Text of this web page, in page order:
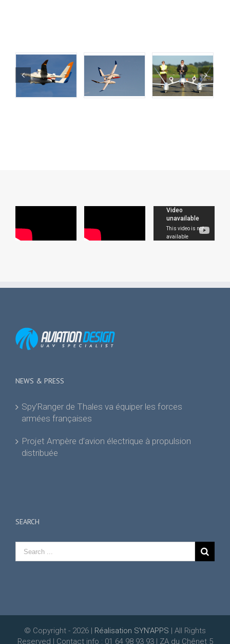
NEWS & PRESS
Spy’Ranger de Thales va équiper les forces
armées françaises
Projet Ampère d’avion électrique à propulsion
distribuée
SEARCH
© Copyright - 2026 | Réalisation SYN'APPS | All Rights
Reserved | Contact info : 01 64 98 93 93 | ZA du Chênet 5